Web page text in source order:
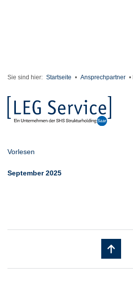
Sie sind hier: Startseite • Ansprechpartner •
Vorlesen
September 2025